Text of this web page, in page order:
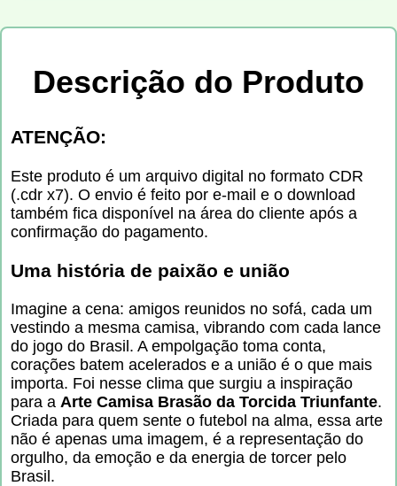
Descrição do Produto
ATENÇÃO:
Este produto é um arquivo digital no formato CDR
(.cdr x7). O envio é feito por e-mail e o download
também fica disponível na área do cliente após a
confirmação do pagamento.
Uma história de paixão e união
Imagine a cena: amigos reunidos no sofá, cada um
vestindo a mesma camisa, vibrando com cada lance
do jogo do Brasil. A empolgação toma conta,
corações batem acelerados e a união é o que mais
importa. Foi nesse clima que surgiu a inspiração
para a Arte Camisa Brasão da Torcida Triunfante.
Criada para quem sente o futebol na alma, essa arte
não é apenas uma imagem, é a representação do
orgulho, da emoção e da energia de torcer pelo
Brasil.